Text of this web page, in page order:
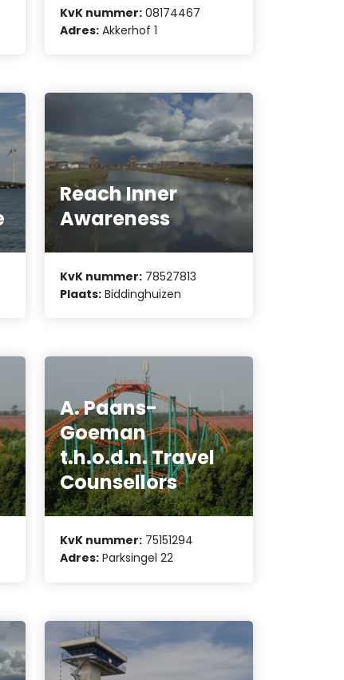
KvK nummer: 08174467
Adres: Akkerhof 1
Reach Inner
Awareness
KvK nummer: 78527813
Plaats: Biddinghuizen
A. Paans-
Goeman
t.h.o.d.n. Travel
Counsellors
KvK nummer: 75151294
Adres: Parksingel 22